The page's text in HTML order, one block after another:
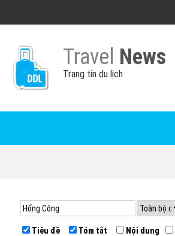
Travel News
Trang tin du lịch
Tiêu đề Tóm tắt Nội dung